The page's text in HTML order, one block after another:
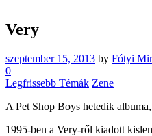
Very
szeptember 15, 2013 by Fótyi
0
Legfrissebb Témák Zene
A Pet Shop Boys hetedik
1995-ben a Very-ről kiadott